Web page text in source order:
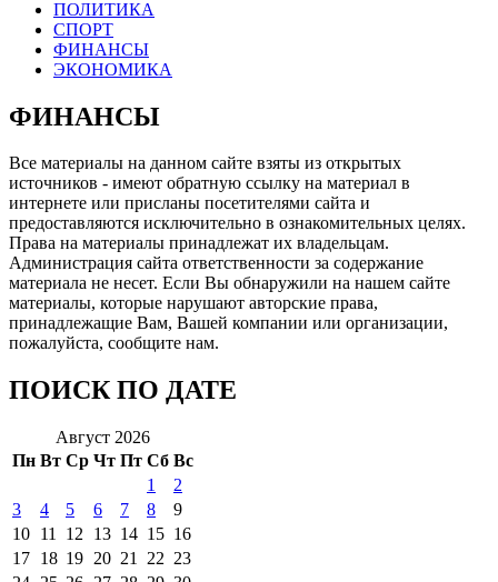
ПОЛИТИКА
СПОРТ
ФИНАНСЫ
ЭКОНОМИКА
ФИНАНСЫ
Все материалы на данном сайте взяты из открытых
источников - имеют обратную ссылку на материал в
интернете или присланы посетителями сайта и
предоставляются исключительно в ознакомительных целях.
Права на материалы принадлежат их владельцам.
Администрация сайта ответственности за содержание
материала не несет. Если Вы обнаружили на нашем сайте
материалы, которые нарушают авторские права,
принадлежащие Вам, Вашей компании или организации,
пожалуйста, сообщите нам.
ПОИСК ПО ДАТЕ
Август 2026
Пн Вт Ср Чт Пт Сб Вс
1
2
3
4 5 6 7 8
9
10 11 12 13 14 15 16
17 18 19 20 21 22 23